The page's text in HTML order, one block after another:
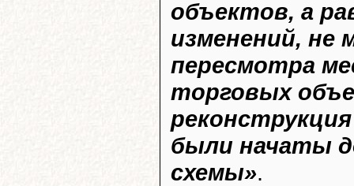
объектов, а
изменений, не
пересмотра
торговых
были начаты
схемы».